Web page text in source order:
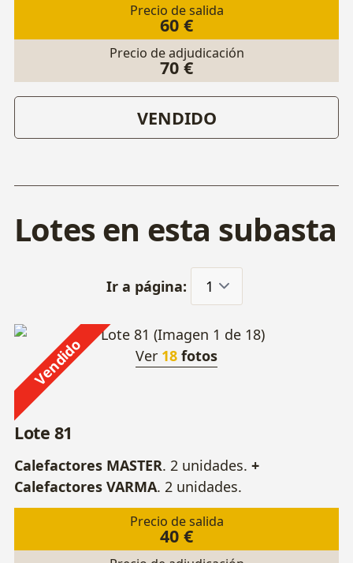
Precio de salida
60 €
Precio de adjudicación
70 €
VENDIDO
Lotes en esta subasta
Ir a página:
Vendido Ver 18 fotos
Lote 81
Calefactores MASTER. 2 unidades. +
Calefactores VARMA. 2 unidades.
Precio de salida
40 €